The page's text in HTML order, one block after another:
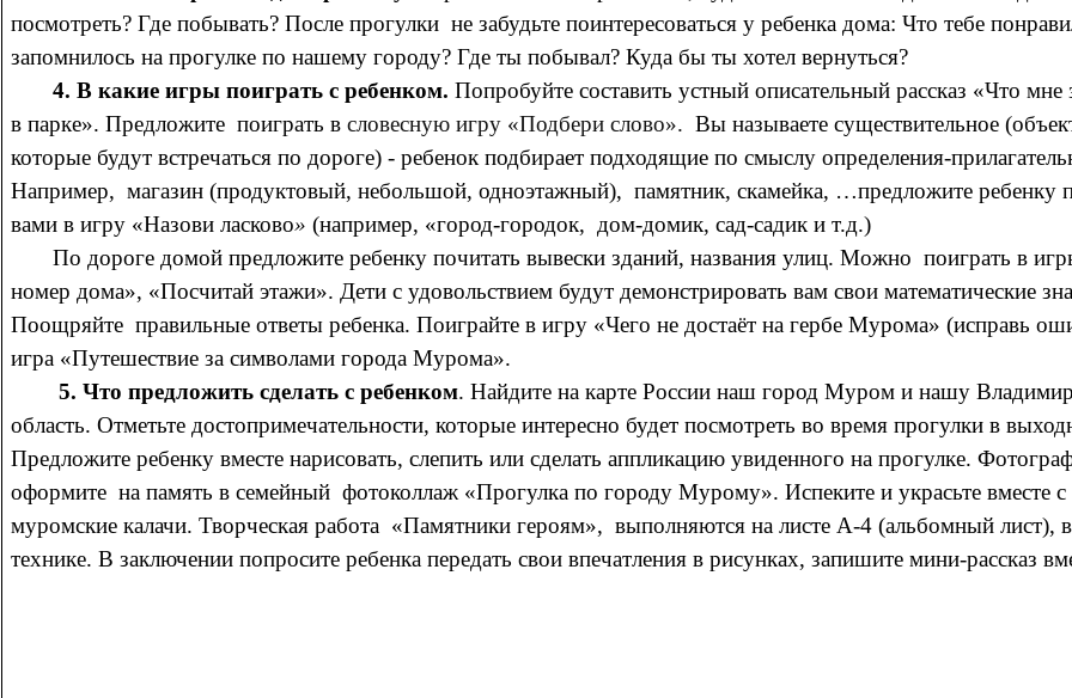
посмотреть? Где побывать? После прогулки не забудьте поинтересоваться у ребенка дома: Что тебе
запомнилось на прогулке по нашему городу? Где ты побывал? Куда бы ты хотел вернуться?
4. В какие игры поиграть с ребенком. Попробуйте составить устный описательный рассказ «Что мне
в парке». Предложите поиграть в словесную игру «Подбери слово». Вы называете существительное
которые будут встречаться по дороге) - ребенок подбирает подходящие по смыслу определения-
Например, магазин (продуктовый, небольшой, одноэтажный), памятник, скамейка, …предложите ребенку
вами в игру «Назови ласково» (например, «город-городок, дом-домик, сад-садик и т.д.)
По дороге домой предложите ребенку почитать вывески зданий, названия улиц. Можно поиграть в
номер дома», «Посчитай этажи». Дети с удовольствием будут демонстрировать вам свои математические
Поощряйте правильные ответы ребенка. Поиграйте в игру «Чего не достаёт на гербе Мурома» (исправь
игра «Путешествие за символами города Мурома».
5. Что предложить сделать с ребенком. Найдите на карте России наш город Муром и нашу
область. Отметьте достопримечательности, которые интересно будет посмотреть во время прогулки в
Предложите ребенку вместе нарисовать, слепить или сделать аппликацию увиденного на прогулке.
оформите на память в семейный фотоколлаж «Прогулка по городу Мурому». Испеките и украсьте вместе с
муромские калачи. Творческая работа «Памятники героям», выполняются на листе А-4 (альбомный лист),
технике. В заключении попросите ребенка передать свои впечатления в рисунках, запишите мини-рассказ